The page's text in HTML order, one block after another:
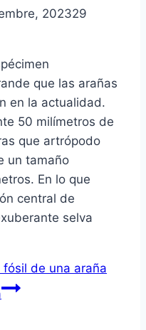
202329
que las arañas
en la actualidad.
50 milímetros de
que artrópodo
un tamaño
En lo que
central de
selva
fósil de una araña